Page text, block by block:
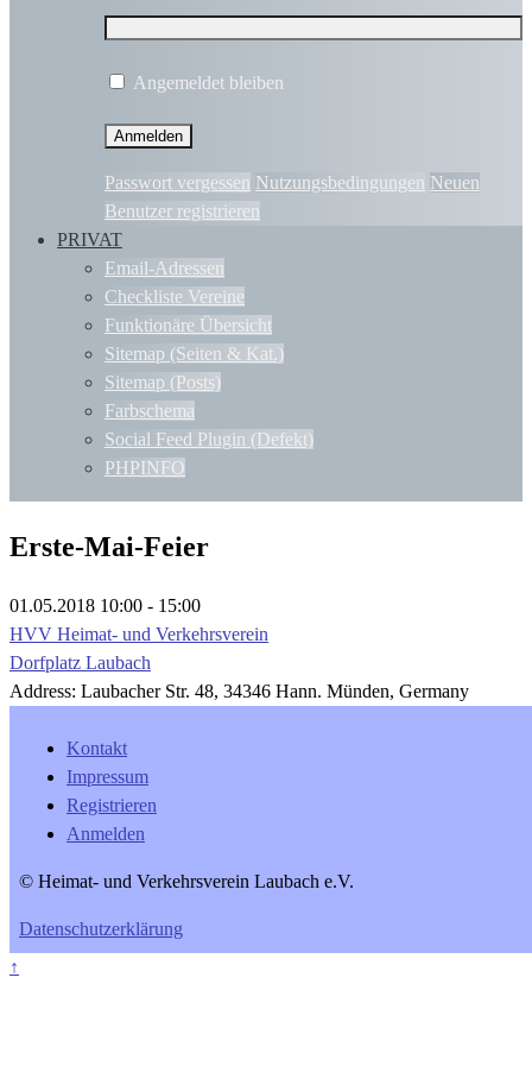
Angemeldet bleiben
Passwort vergessen Nutzungsbedingungen Neuen
Benutzer registrieren
PRIVAT
Email-Adressen
Checkliste Vereine
Funktionäre Übersicht
Sitemap (Seiten & Kat.)
Sitemap (Posts)
Farbschema
Social Feed Plugin (Defekt)
PHPINFO
Erste-Mai-Feier
01.05.2018 10:00 - 15:00
HVV Heimat- und Verkehrsverein
Dorfplatz Laubach
Address: Laubacher Str. 48, 34346 Hann. Münden, Germany
Kontakt
Impressum
Registrieren
Anmelden
© Heimat- und Verkehrsverein Laubach e.V.
Datenschutzerklärung
↑